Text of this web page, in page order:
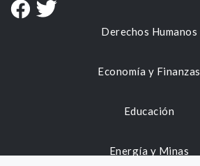
Derechos Humanos
Economía y Finanzas
Educación
Energía y Minas